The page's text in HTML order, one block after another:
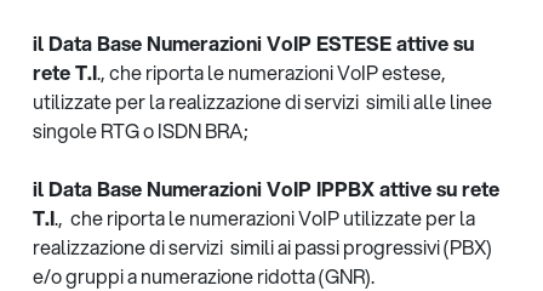
il Data Base Numerazioni VoIP ESTESE attive su
rete T.I., che riporta le numerazioni VoIP estese,
utilizzate per la realizzazione di servizi simili alle linee
singole RTG o ISDN BRA;
il Data Base Numerazioni VoIP IPPBX attive su rete
T.I., che riporta le numerazioni VoIP utilizzate per la
realizzazione di servizi simili ai passi progressivi (PBX)
e/o gruppi a numerazione ridotta (GNR).